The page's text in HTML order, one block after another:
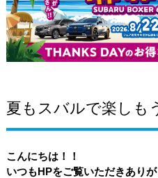
夏もスバルで楽しも
こんにちは！！
いつもHPをご覧いただきありが